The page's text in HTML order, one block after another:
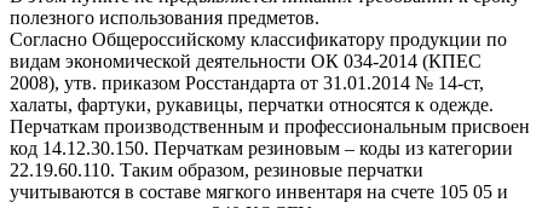
полезного использования предметов.
Согласно Общероссийскому классификатору продукции по
видам экономической деятельности ОК 034-2014 (КПЕС
2008), утв. приказом Росстандарта от 31.01.2014 № 14-ст,
халаты, фартуки, рукавицы, перчатки относятся к одежде.
Перчаткам производственным и профессиональным присвоен
код 14.12.30.150. Перчаткам резиновым – коды из категории
22.19.60.110. Таким образом, резиновые перчатки
учитываются в составе мягкого инвентаря на счете 105 05 и